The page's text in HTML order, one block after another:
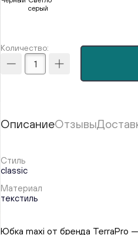
серый
Количество:
ОписаниеОтзывы
Стиль
classic
Материал
текстиль
Юбка maxi от бренда TerraPro